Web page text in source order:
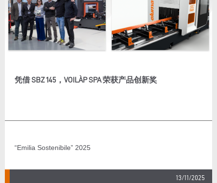
凭借 SBZ 145，VOILÀP SPA 荣获产品创新奖
“Emilia Sostenibile” 2025
13/11/2025